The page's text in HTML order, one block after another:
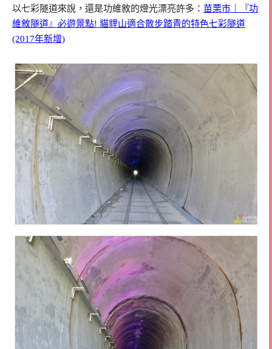
以七彩隧道來說，還是功維敘的燈光漂亮許多： 苗栗市｜『功
維敘隧道』必遊景點! 貓貍山適合散步踏青的特色七彩隧道
(2017年新增)